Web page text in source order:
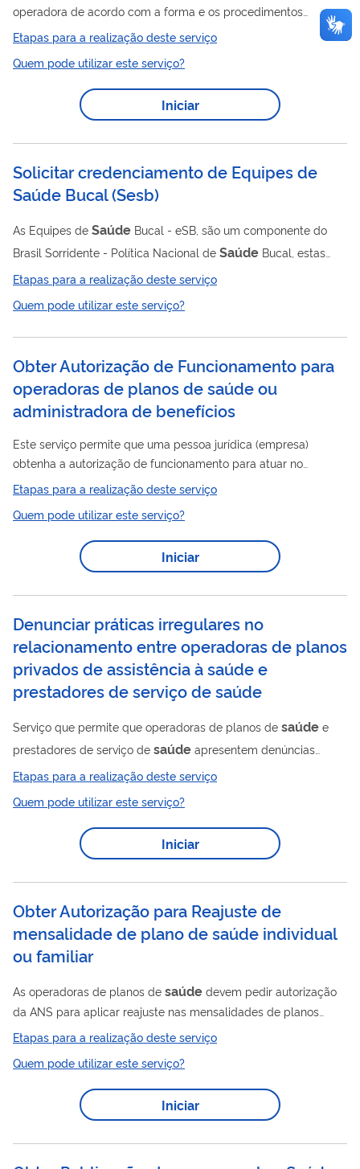
operadora de acordo com a forma e os procedimentos
definidos na Instrução Normativa nº28/2022.
Etapas para a realização deste serviço
Quem pode utilizar este serviço?
Iniciar
Solicitar credenciamento de Equipes de
Saúde Bucal(Sesb)
As Equipes de Saúde Bucal - eSB, são um componente do
Brasil Sorridente - Política Nacional de Saúde Bucal, estas
equipes estão inseridas em Unidades Básicas de
SERVIÇOS DA ATENÇÃO PRIMÁRIA À
Atualmente no Brasil há mais 30 mil equipes deSaúdeBucal,
distribuídas por 92% dos municípios brasileiros. As equipes de
Bucal são a porta de entrada dos usuários do SUS,
espera-se que ações realizadas pelos...
Etapas para a realização deste serviço
Quem pode utilizar este serviço?
Obter Autorização de Funcionamento para
operadoras de planos de saúde ou
administradora de benefícios
Este serviço permite que uma pessoa jurídica (empresa)
obtenha a autorização de funcionamento para atuar no
mercado regulado pela Agência Nacional de
Suplementar (ANS), o setor de saúde
autorização, a empresa poderá iniciar suas atividades como
operadora de plano de
saúde, inclusive na modalidade
Administradora de Benefícios. Acesse aqui a Cartilha
Etapas para a realização deste serviço
Quem pode utilizar este serviço?
Iniciar
Denunciar práticas irregulares no
relacionamento entre operadoras de planos
privados de assistência à saúde e
prestadores de serviço de saúde
Serviço que permite que operadoras de planos de saúde e
prestadores de serviço de saúde apresentem denúncias
referentes ao descumprimento das normas da ANS sobre o
relacionamento entre as partes. Entende-se por Operadora de
Planos deSaúde, segundo o Glossário Temático da
Suplementar, a "p essoa jurídica constituída sob a modalidade
empresarial, associação, fundação, cooperativa, ou entidade
Etapas para a realização deste serviço
Quem pode utilizar este serviço?
Iniciar
Obter Autorização para Reajuste de
mensalidade de plano de saúde individual
ou familiar
As operadoras de planos de saúde devem pedir autorização
da ANS para aplicar reajuste nas mensalidades de planos
individuais ou familiares de assistência médico-hospitalar. O
processo é feito pelo Sistema de Gestão Eletrônica de
Autorização de Reajuste – GEAR.
Etapas para a realização deste serviço
Quem pode utilizar este serviço?
Iniciar